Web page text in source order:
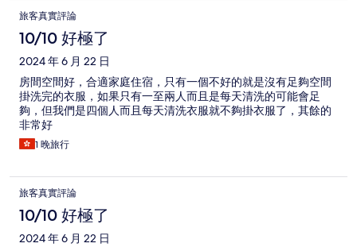
旅客真實評論
10/10 好極了
2024 年 6 月 22 日
房間空間好，合適家庭住宿，只有一個不好的就是沒有足夠空間
掛洗完的衣服，如果只有一至兩人而且是每天清洗的可能會足
夠，但我們是四個人而且每天清洗衣服就不夠掛衣服了，其餘的
非常好
1 晚旅行
旅客真實評論
10/10 好極了
2024 年 6 月 22 日